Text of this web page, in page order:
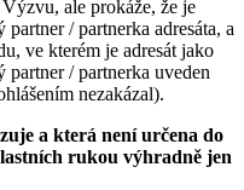
ale prokáže, že je
/ partnerka adresáta, a
ve kterém je adresát jako
partner / partnerka uveden
nezakázal).
a která není určena do
rukou výhradně jen